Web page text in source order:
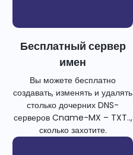
Бесплатный сервер
имен
Вы можете бесплатно
создавать, изменять и удалять
столько дочерних DNS-
серверов Cname-MX – TXT..,
сколько захотите.